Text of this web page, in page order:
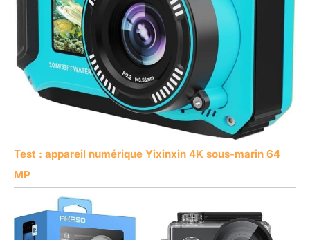
Test : appareil numérique Yixinxin 4K sous-marin 64
MP